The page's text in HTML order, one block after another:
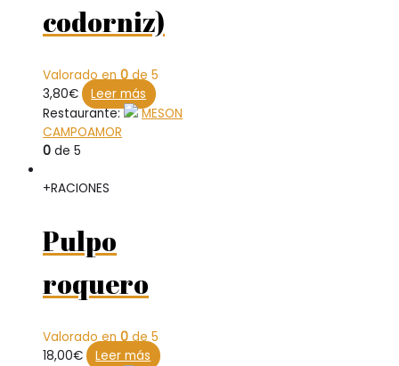
codorniz)
Valorado en0de 5
3,80€
Leer más
Restaurante:
MESON
CAMPOAMOR
0 de 5
+RACIONES
Pulpo
roquero
Valorado en0de 5
18,00€
Leer más